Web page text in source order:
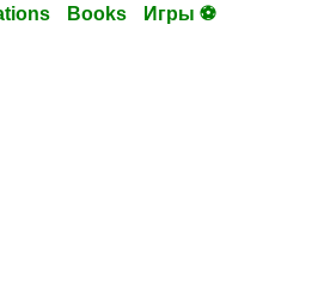
Books Игры ⚽